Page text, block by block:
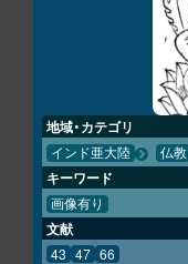
地域・カテゴリ
インド亜大陸 仏教
キーワード
画像有り
文献
43 47 66